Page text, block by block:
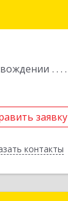
заявку
контакты
заявку
Назад